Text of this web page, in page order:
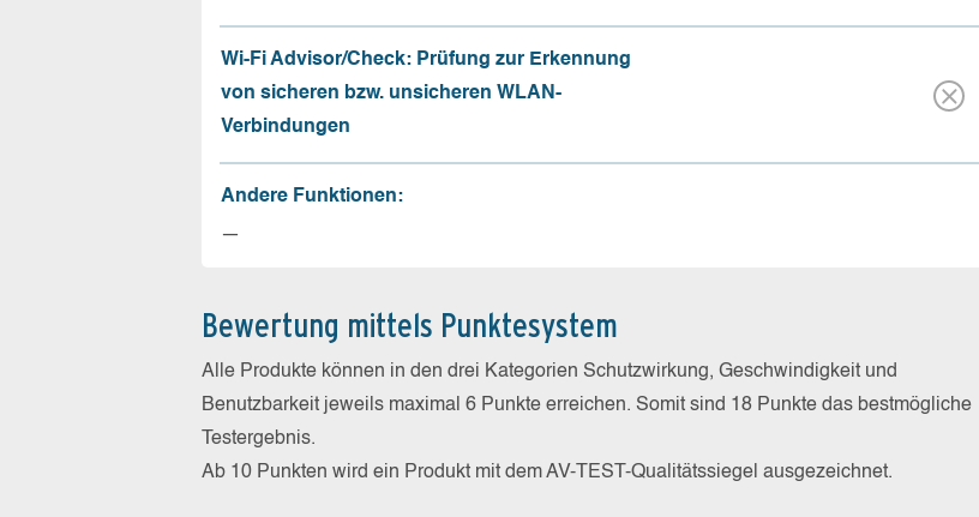
Wi-Fi Advisor/Check: Prüfung zur Erkennung
von sicheren bzw. unsicheren WLAN-
Verbindungen
Andere Funktionen:
—
Bewertung mittels Punktesystem
Alle Produkte können in den drei Kategorien Schutzwirkung, Geschwindigkeit und
Benutzbarkeit jeweils maximal 6 Punkte erreichen. Somit sind 18 Punkte das bestmögliche
Testergebnis.
Ab 10 Punkten wird ein Produkt mit dem AV-TEST-Qualitätssiegel ausgezeichnet.